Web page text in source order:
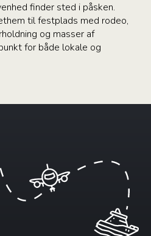
finder sted i påsken.
til festplads med rodeo,
og masser af
for både lokale og